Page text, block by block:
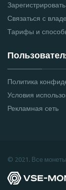
Связаться с
Тарифы и
Политика
Условия
Рекламная сеть
© 2021. Все